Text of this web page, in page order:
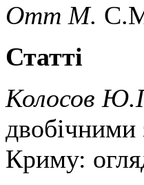
Отт М.
Статті
Колосов
двобічними
Криму: